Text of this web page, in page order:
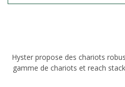
Hyster propose des chariots
gamme de chariots et reach